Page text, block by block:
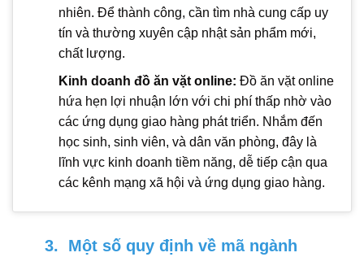
nhiên. Để thành công, cần tìm nhà cung cấp uy
tín và thường xuyên cập nhật sản phẩm mới,
chất lượng.
Kinh doanh đồ ăn vặt online: Đồ ăn vặt online
hứa hẹn lợi nhuận lớn với chi phí thấp nhờ vào
các ứng dụng giao hàng phát triển. Nhắm đến
học sinh, sinh viên, và dân văn phòng, đây là
lĩnh vực kinh doanh tiềm năng, dễ tiếp cận qua
các kênh mạng xã hội và ứng dụng giao hàng.
3. Một số quy định về mã ngành